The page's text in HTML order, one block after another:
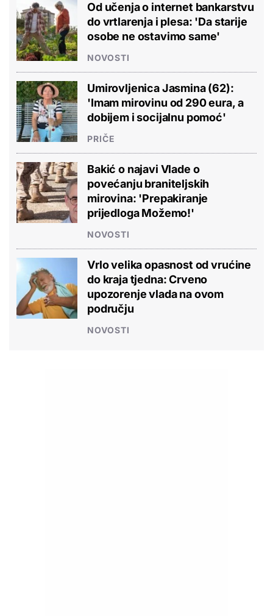
Od učenja o internet bankarstvu
do vrtlarenja i plesa: 'Da starije
osobe ne ostavimo same'
NOVOSTI
Umirovljenica Jasmina (62):
'Imam mirovinu od 290 eura, a
dobijem i socijalnu pomoć'
PRIČE
Bakić o najavi Vlade o
povećanju braniteljskih
mirovina: 'Prepakiranje
prijedloga Možemo!'
NOVOSTI
Vrlo velika opasnost od vrućine
do kraja tjedna: Crveno
upozorenje vlada na ovom
području
NOVOSTI